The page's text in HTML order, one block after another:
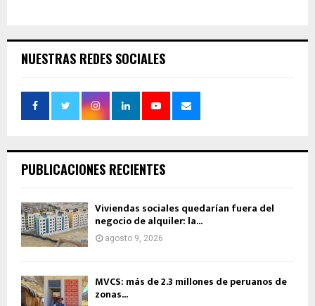
NUESTRAS REDES SOCIALES
PUBLICACIONES RECIENTES
Viviendas sociales quedarían fuera del
negocio de alquiler: la...
agosto 9, 2026
MVCS: más de 2.3 millones de peruanos de
zonas...